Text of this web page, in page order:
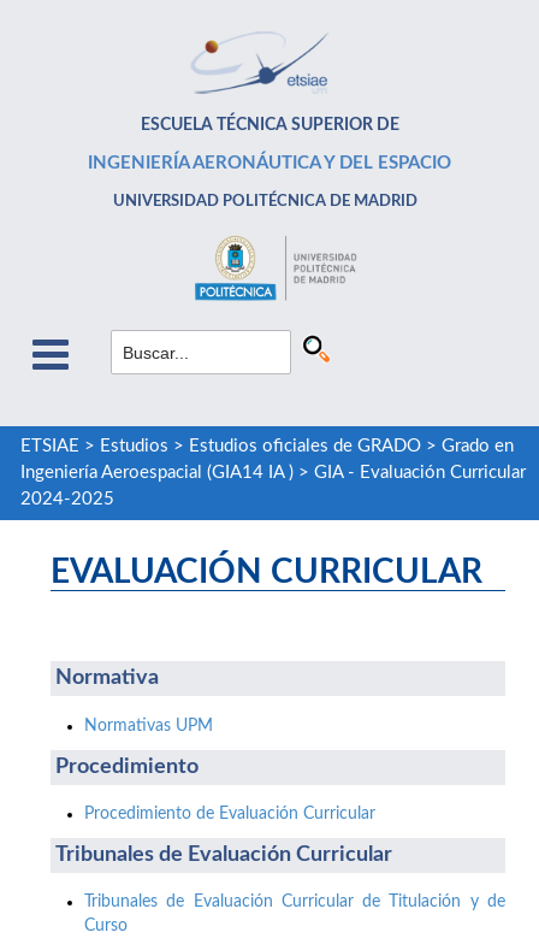
ESCUELA TÉCNICA SUPERIOR DE
INGENIERÍA AERONÁUTICA Y DEL ESPACIO
UNIVERSIDAD POLITÉCNICA DE MADRID
ETSIAE > Estudios > Estudios oficiales de GRADO> Grado en
Ingeniería Aeroespacial (GIA14 IA )> GIA - Evaluación Curricular
2024-2025
EVALUACIÓN CURRICULAR
Normativa
Normativas UPM
Procedimiento
Procedimiento de Evaluación Curricular
Tribunales de Evaluación Curricular
Tribunales de Evaluación Curricular de Titulación y de
Curso